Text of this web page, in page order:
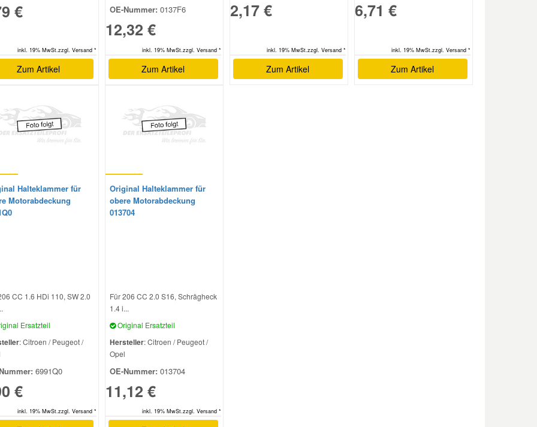
€
inkl. 19% MwSt.zzgl. Versand *
Zum Artikel
OE-Nummer: 0137F6
12,32 €
inkl. 19% MwSt.zzgl. Versand *
Zum Artikel
2,17 €
inkl. 19% MwSt.zzgl. Versand *
Zum Artikel
6,71 €
inkl. 19% MwSt.zzgl. Versand *
Zum Artikel
Halteklammer für
Motorabdeckung
CC 1.6 HDi 110, SW 2.0
Ersatzteil
: Citroen / Peugeot /
6991Q0
€
inkl. 19% MwSt.zzgl. Versand *
Original Halteklammer für
obere Motorabdeckung
013704
Für 206 CC 2.0 S16, Schrägheck
1.4 i...
Original Ersatzteil
Hersteller: Citroen / Peugeot /
Opel
OE-Nummer: 013704
11,12 €
inkl. 19% MwSt.zzgl. Versand *